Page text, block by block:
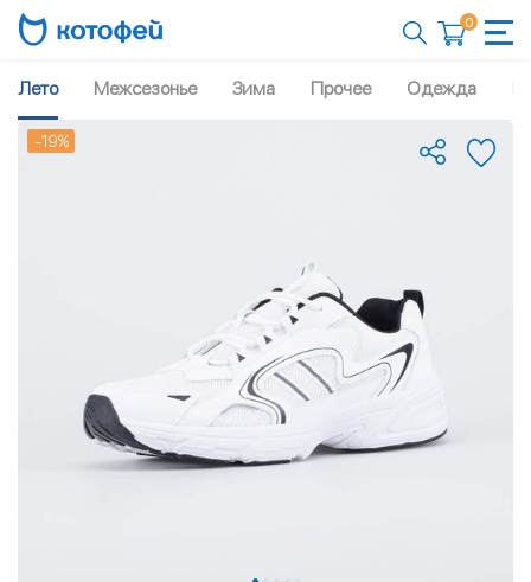
0
Лето Межсезонье Зима Прочее Одежда
-19%